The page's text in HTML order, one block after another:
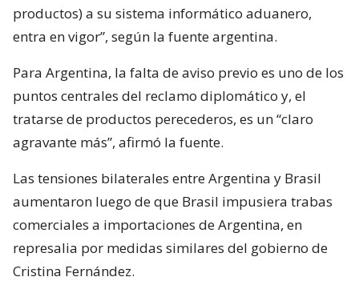
productos) a su sistema informático aduanero,
entra en vigor”, según la fuente argentina.
Para Argentina, la falta de aviso previo es uno de los
puntos centrales del reclamo diplomático y, el
tratarse de productos perecederos, es un “claro
agravante más”, afirmó la fuente.
Las tensiones bilaterales entre Argentina y Brasil
aumentaron luego de que Brasil impusiera trabas
comerciales a importaciones de Argentina, en
represalia por medidas similares del gobierno de
Cristina Fernández.